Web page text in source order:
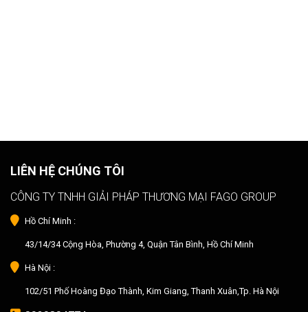
LIÊN HỆ CHÚNG TÔI
CÔNG TY TNHH GIẢI PHÁP THƯƠNG MẠI FAGO GROUP
Hồ Chí Minh :
43/14/34 Cộng Hòa, Phường 4, Quận Tân Bình, Hồ Chí Minh
Hà Nội :
102/51 Phố Hoàng Đạo Thành, Kim Giang, Thanh Xuân,Tp. Hà Nội